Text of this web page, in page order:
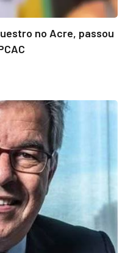
no Acre, passou